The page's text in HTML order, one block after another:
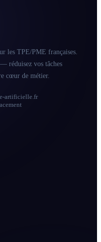
les TPE/PME françaises.
réduisez vos tâches
cœur de métier.
artificielle.fr